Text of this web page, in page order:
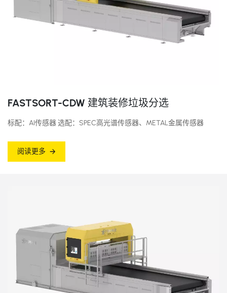
FASTSORT-CDW 建筑装修垃圾分选
标配：AI传感器 选配：SPEC高光谱传感器、METAL金属传感器
阅读更多